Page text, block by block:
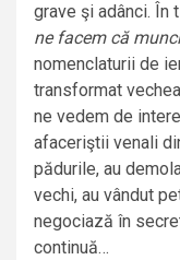
grave şi adânci. În
ne facem că
nomenclaturii de
transformat
ne vedem de
afaceriştii venali
pădurile, au
vechi, au vândut
negociază în
continuă…